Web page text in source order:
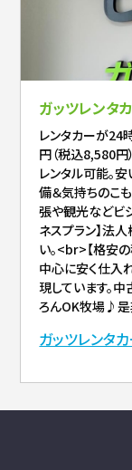
ガッツレンタ
レンタカーが24
円（税込8,580円
レンタル可能。
備＆気持ちのこ
張や観光などビ
ネスプラン】法
い。<br>【格安
中心に安く仕入
現しています。
ろんOK牧場♪是
ガッツレンタ